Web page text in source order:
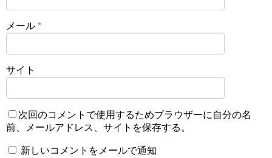
メール *
サイト
次回のコメントで使用するためブラウザーに自分の名
前、メールアドレス、サイトを保存する。
新しいコメントをメールで通知